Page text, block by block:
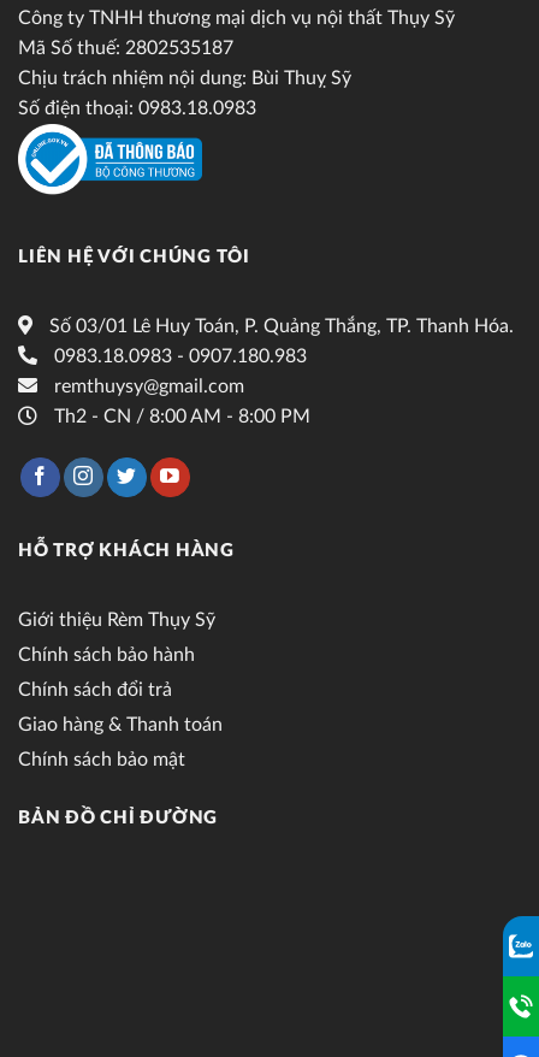
Công ty TNHH thương mại dịch vụ nội thất Thụy Sỹ
Mã Số thuế: 2802535187
Chịu trách nhiệm nội dung: Bùi Thuỵ Sỹ
Số điện thoại: 0983.18.0983
LIÊN HỆ VỚI CHÚNG TÔI
Số 03/01 Lê Huy Toán, P. Quảng Thắng, TP. Thanh Hóa.
0983.18.0983 - 0907.180.983
remthuysy@gmail.com
Th2 - CN / 8:00 AM - 8:00 PM
HỖ TRỢ KHÁCH HÀNG
Giới thiệu Rèm Thụy Sỹ
Chính sách bảo hành
Chính sách đổi trả
Giao hàng & Thanh toán
Chính sách bảo mật
BẢN ĐỒ CHỈ ĐƯỜNG